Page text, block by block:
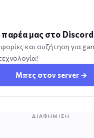
μας στο Discord
και συζήτηση για
Μπες στον server →
ΔΙΑΦΉΜΙΣΗ